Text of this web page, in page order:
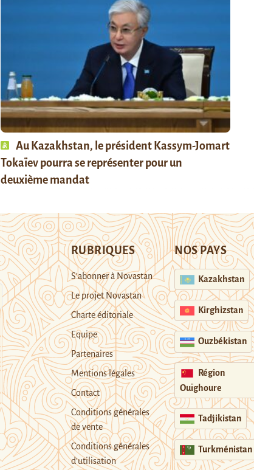
Au Kazakhstan, le président Kassym-Jomart
Tokaïev pourra se représenter pour un
deuxième mandat
RUBRIQUES
S’abonner à Novastan
Le projet Novastan
Charte éditoriale
Equipe
Partenaires
Mentions légales
Contact
Conditions générales
de vente
Conditions générales
d’utilisation
NOS PAYS
Kazakhstan
Kirghizstan
Ouzbékistan
Région
Ouïghoure
Tadjikistan
Turkménistan